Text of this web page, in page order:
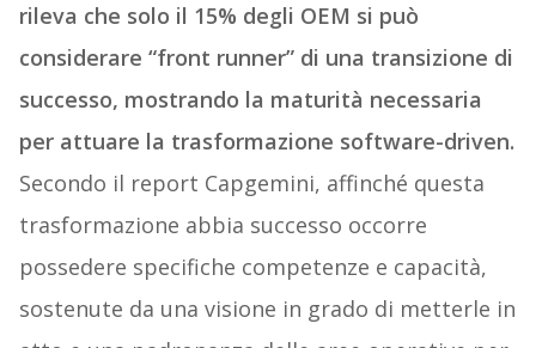
rileva che solo il 15% degli OEM si può
considerare “front runner” di una transizione di
successo, mostrando la maturità necessaria
per attuare la trasformazione software-driven.
Secondo il report Capgemini, affinché questa
trasformazione abbia successo occorre
possedere specifiche competenze e capacità,
sostenute da una visione in grado di metterle in